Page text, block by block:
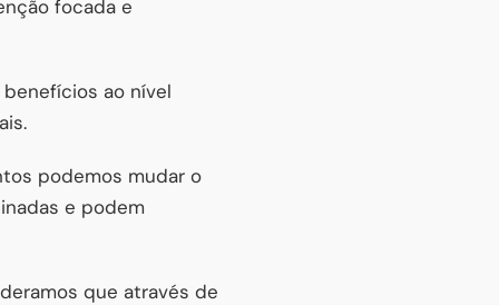
focada e
ao nível
podemos mudar o
e podem
que através de